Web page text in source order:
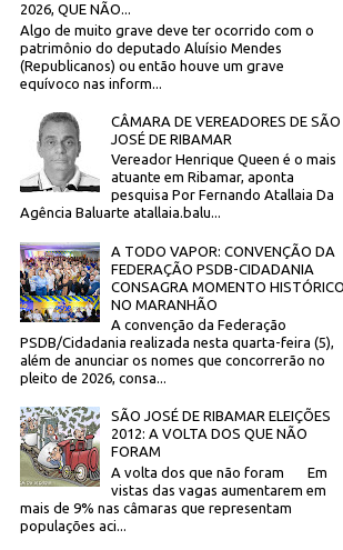
2026, QUE NÃO...
Algo de muito grave deve ter ocorrido com o
patrimônio do deputado Aluísio Mendes
(Republicanos) ou então houve um grave
equívoco nas inform...
CÂMARA DE VEREADORES DE SÃO
JOSÉ DE RIBAMAR
Vereador Henrique Queen é o mais
atuante em Ribamar, aponta
pesquisa Por Fernando Atallaia Da
Agência Baluarte atallaia.balu...
A TODO VAPOR: CONVENÇÃO DA
FEDERAÇÃO PSDB-CIDADANIA
CONSAGRA MOMENTO HISTÓRICO
NO MARANHÃO
A convenção da Federação
PSDB/Cidadania realizada nesta quarta-feira (5),
além de anunciar os nomes que concorrerão no
pleito de 2026, consa...
SÃO JOSÉ DE RIBAMAR ELEIÇÕES
2012: A VOLTA DOS QUE NÃO
FORAM
A volta dos que não foram Em
vistas das vagas aumentarem em
mais de 9% nas câmaras que representam
populações aci...